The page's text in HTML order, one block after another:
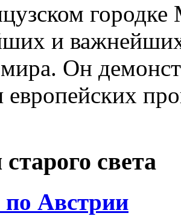
и
мира. Он
света
Австрии